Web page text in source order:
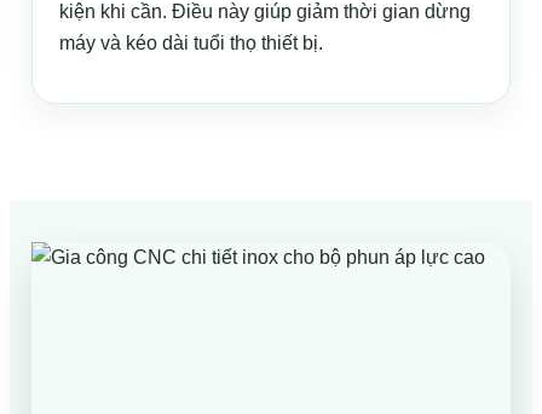
kiện khi cần. Điều này giúp giảm thời gian dừng
máy và kéo dài tuổi thọ thiết bị.